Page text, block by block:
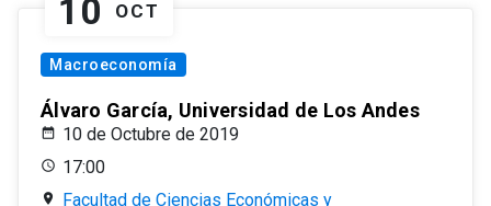
10 OCT
Macroeconomía
Álvaro García, Universidad de Los Andes
10 de Octubre de 2019
17:00
Facultad de Ciencias Económicas y